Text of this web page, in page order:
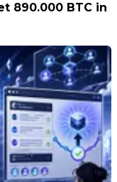
890.000 BTC in